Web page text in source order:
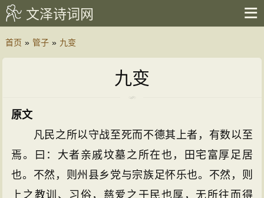
文泽诗词网
首页 » 管子 » 九变
九变
原文
凡民之所以守战至死而不德其上者，有数以至
焉。曰：大者亲戚坟墓之所在也，田宅富厚足居
也。不然，则州县乡党与宗族足怀乐也。不然，则
上之教训、习俗，慈爱之于民也厚，无所往而得